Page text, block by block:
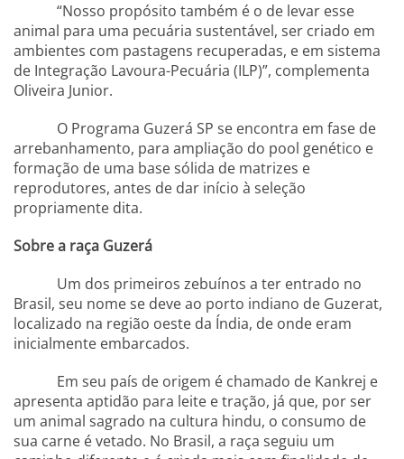
“Nosso propósito também é o de levar esse
animal para uma pecuária sustentável, ser criado em
ambientes com pastagens recuperadas, e em sistema
de Integração Lavoura-Pecuária (ILP)”, complementa
Oliveira Junior.
O Programa Guzerá SP se encontra em fase de
arrebanhamento, para ampliação do pool genético e
formação de uma base sólida de matrizes e
reprodutores, antes de dar início à seleção
propriamente dita.
Sobre a raça Guzerá
Um dos primeiros zebuínos a ter entrado no
Brasil, seu nome se deve ao porto indiano de Guzerat,
localizado na região oeste da Índia, de onde eram
inicialmente embarcados.
Em seu país de origem é chamado de Kankrej e
apresenta aptidão para leite e tração, já que, por ser
um animal sagrado na cultura hindu, o consumo de
sua carne é vetado. No Brasil, a raça seguiu um